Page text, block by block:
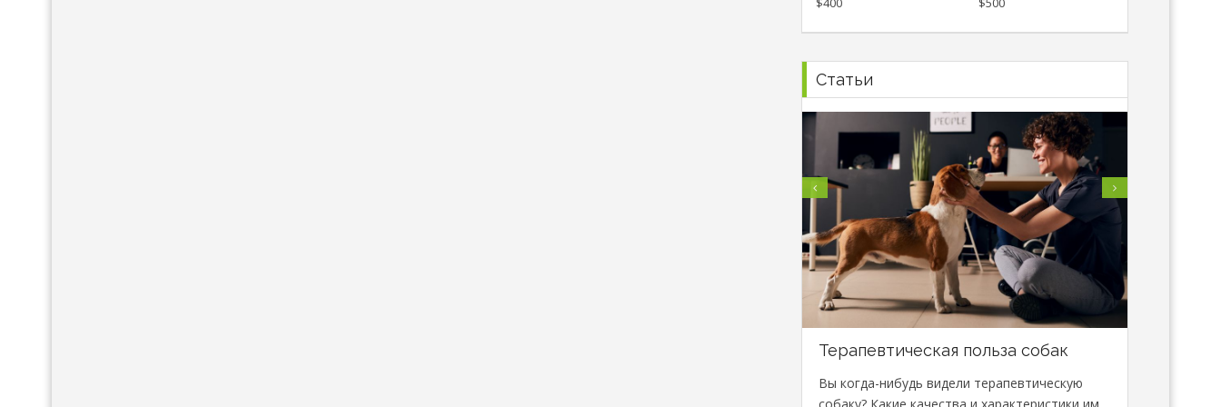
Статьи
Терапевтическая польза собак
Вы когда-нибудь видели терапевтическую